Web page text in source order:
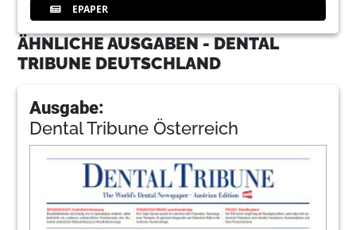
EPAPER
ÄHNLICHE AUSGABEN - DENTAL
TRIBUNE DEUTSCHLAND
Ausgabe:
Dental Tribune Österreich